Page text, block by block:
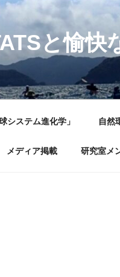
と愉快
システム進化学」 自然
メディア掲載 研究室メ